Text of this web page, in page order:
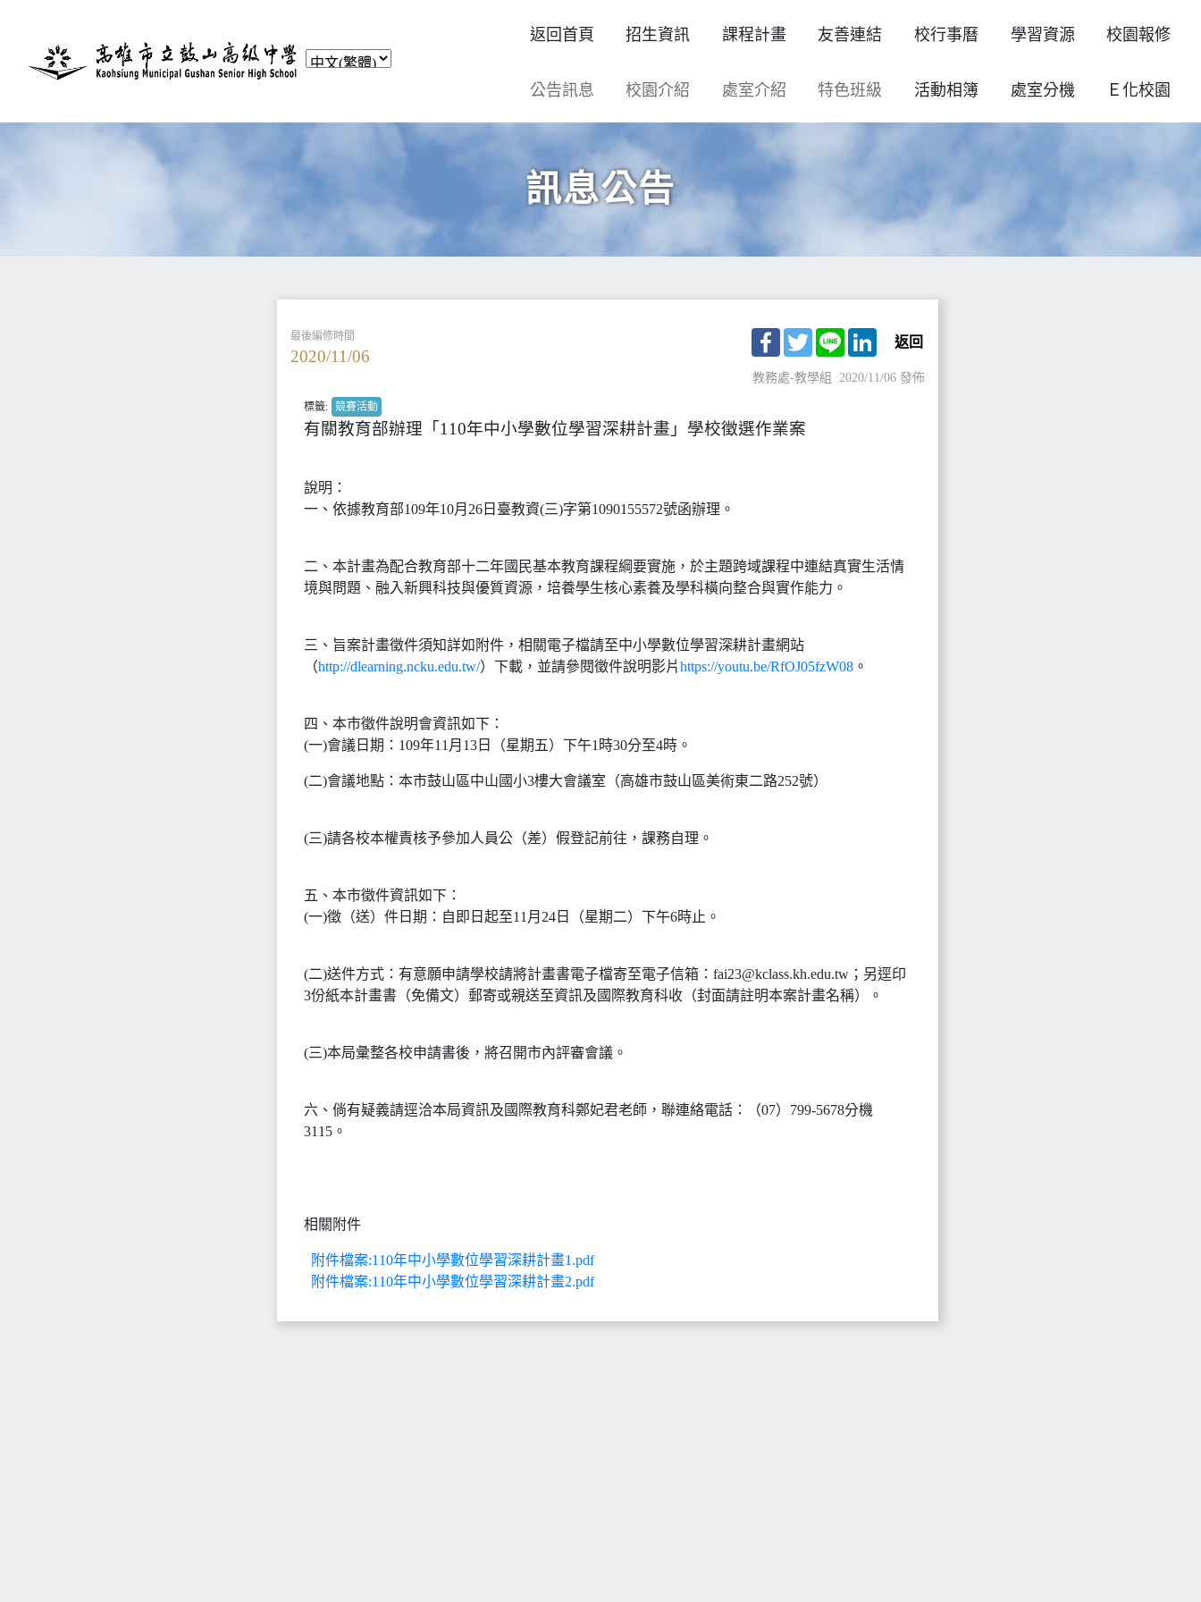
返回首頁 招生資訊 課程計畫 友善連結 校行事曆 學習資源 校園報修
公告訊息 校園介紹 處室介紹 特色班級 活動相簿 處室分機 Ｅ化校園
訊息公告
最後編修時間
2020/11/06
Facebook
TwitterLine LinkedIn
返回
教務處-教學組 2020/11/06 發佈
標籤: 競賽活動
有關教育部辦理「110年中小學數位學習深耕計畫」學校徵選作業案
說明：
一、依據教育部109年10月26日臺教資(三)字第1090155572號函辦理。
二、本計畫為配合教育部十二年國民基本教育課程綱要實施，於主題跨域課程中連結真實生活情
境與問題、融入新興科技與優質資源，培養學生核心素養及學科橫向整合與實作能力。
三、旨案計畫徵件須知詳如附件，相關電子檔請至中小學數位學習深耕計畫網站
（http://dlearning.ncku.edu.tw/）下載，並請參閱徵件說明影片https://youtu.be/RfOJ05fzW08。
四、本市徵件說明會資訊如下：
(一)會議日期：109年11月13日（星期五）下午1時30分至4時。
(二)會議地點：本市鼓山區中山國小3樓大會議室（高雄市鼓山區美術東二路252號）
(三)請各校本權責核予參加人員公（差）假登記前往，課務自理。
五、本市徵件資訊如下：
(一)徵（送）件日期：自即日起至11月24日（星期二）下午6時止。
(二)送件方式：有意願申請學校請將計畫書電子檔寄至電子信箱：fai23@kclass.kh.edu.tw；另逕印
3份紙本計畫書（免備文）郵寄或親送至資訊及國際教育科收（封面請註明本案計畫名稱）。
(三)本局彙整各校申請書後，將召開市內評審會議。
六、倘有疑義請逕洽本局資訊及國際教育科鄭妃君老師，聯連絡電話：（07）799-5678分機
3115。
相關附件
附件檔案:110年中小學數位學習深耕計畫1.pdf
附件檔案:110年中小學數位學習深耕計畫2.pdf